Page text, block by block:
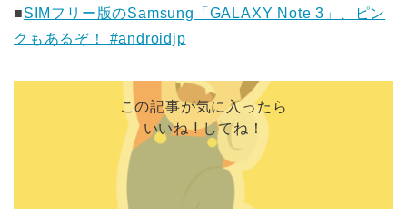
■SIMフリー版のSamsung「GALAXY Note 3」、ピン
クもあるぞ！ #androidjp
この記事が気に入ったら
いいね ! してね！